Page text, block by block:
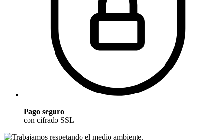
Pago seguro
con cifrado SSL